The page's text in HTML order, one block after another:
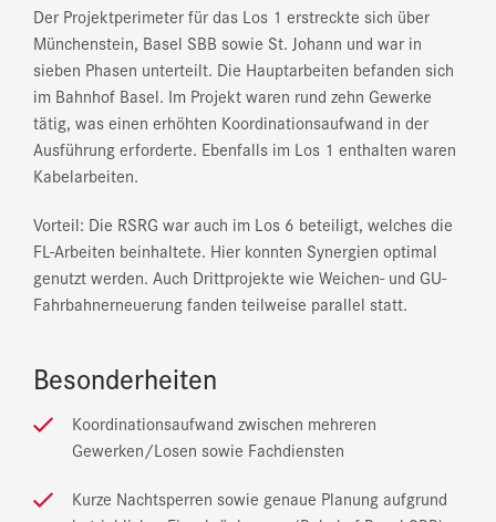
Der Projektperimeter für das Los 1 erstreckte sich über
Münchenstein, Basel SBB sowie St. Johann und war in
sieben Phasen unterteilt. Die Hauptarbeiten befanden sich
im Bahnhof Basel. Im Projekt waren rund zehn Gewerke
tätig, was einen erhöhten Koordinationsaufwand in der
Ausführung erforderte. Ebenfalls im Los 1 enthalten waren
Kabelarbeiten.
Vorteil: Die RSRG war auch im Los 6 beteiligt, welches die
FL-Arbeiten beinhaltete. Hier konnten Synergien optimal
genutzt werden. Auch Drittprojekte wie Weichen- und GU-
Fahrbahnerneuerung fanden teilweise parallel statt.
Besonderheiten
Koordinationsaufwand zwischen mehreren
Gewerken/Losen sowie Fachdiensten
Kurze Nachtsperren sowie genaue Planung aufgrund